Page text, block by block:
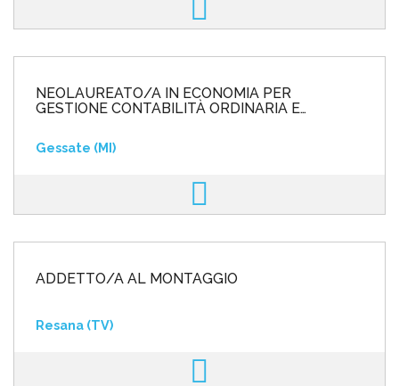
NEOLAUREATO/A IN ECONOMIA PER
GESTIONE CONTABILITÀ ORDINARIA E
Gessate (MI)
ADDETTO/A AL MONTAGGIO
Resana (TV)